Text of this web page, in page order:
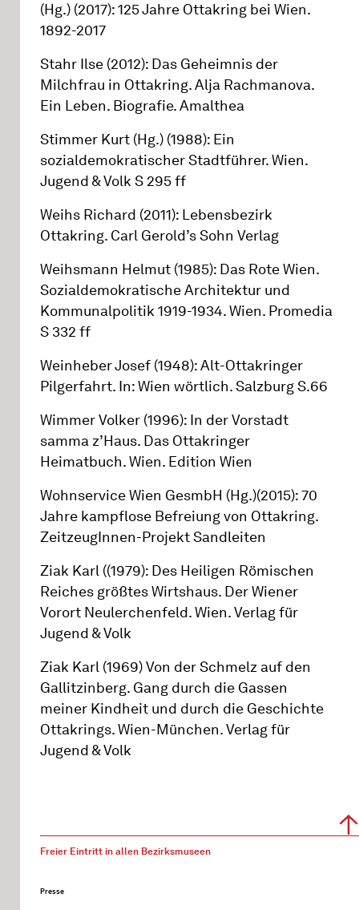
(Hg.) (2017): 125 Jahre Ottakring bei Wien.
1892-2017
Stahr Ilse (2012): Das Geheimnis der
Milchfrau in Ottakring. Alja Rachmanova.
Ein Leben. Biografie. Amalthea
Stimmer Kurt (Hg.) (1988): Ein
sozialdemokratischer Stadtführer. Wien.
Jugend & Volk S 295 ff
Weihs Richard (2011): Lebensbezirk
Ottakring. Carl Gerold’s Sohn Verlag
Weihsmann Helmut (1985): Das Rote Wien.
Sozialdemokratische Architektur und
Kommunalpolitik 1919-1934. Wien. Promedia
S 332 ff
Weinheber Josef (1948): Alt-Ottakringer
Pilgerfahrt. In: Wien wörtlich. Salzburg S.66
Wimmer Volker (1996): In der Vorstadt
samma z’Haus. Das Ottakringer
Heimatbuch. Wien. Edition Wien
Wohnservice Wien GesmbH (Hg.)(2015): 70
Jahre kampflose Befreiung von Ottakring.
ZeitzeugInnen-Projekt Sandleiten
Ziak Karl ((1979): Des Heiligen Römischen
Reiches größtes Wirtshaus. Der Wiener
Vorort Neulerchenfeld. Wien. Verlag für
Jugend & Volk
Ziak Karl (1969) Von der Schmelz auf den
Gallitzinberg. Gang durch die Gassen
meiner Kindheit und durch die Geschichte
Ottakrings. Wien-München. Verlag für
Jugend & Volk
Freier Eintritt in allen Bezirksmuseen
Presse